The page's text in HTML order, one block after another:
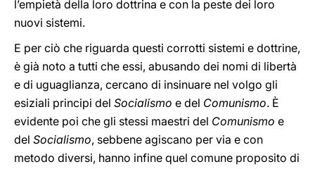
l’empietà della loro dottrina e con la peste dei loro
nuovi sistemi.
E per ciò che riguarda questi corrotti sistemi e dottrine,
è già noto a tutti che essi, abusando dei nomi di libertà
e di uguaglianza, cercano di insinuare nel volgo gli
esiziali principi del Socialismo e del Comunismo. È
evidente poi che gli stessi maestri del Comunismo e
del Socialismo, sebbene agiscano per via e con
metodo diversi, hanno infine quel comune proposito di